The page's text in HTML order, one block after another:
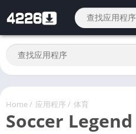
Home/ 应用程序 / 体育
Soccer Legend